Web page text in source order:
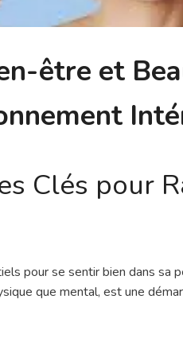
être et
Clés pour
pour se sentir bien dans sa
que mental, est une